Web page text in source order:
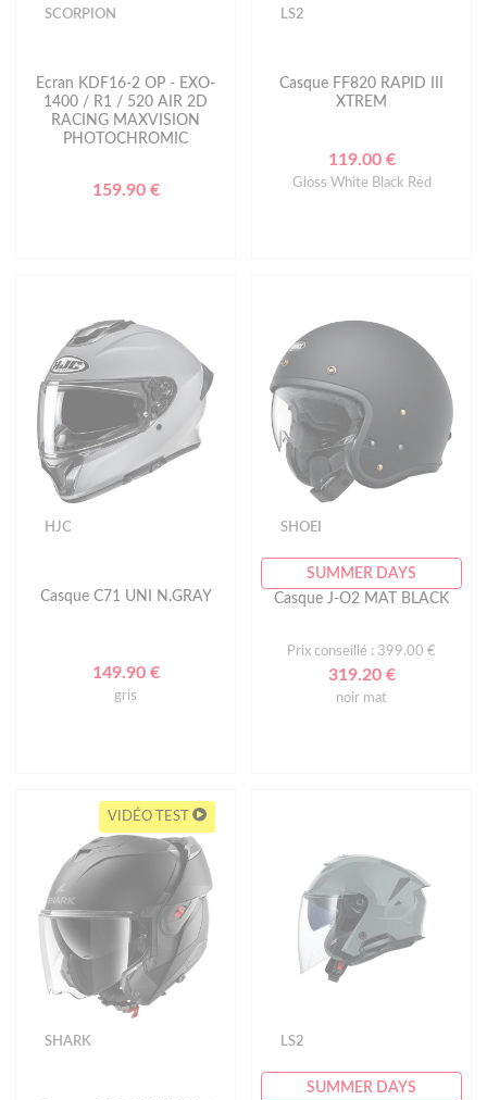
SCORPION
Ecran KDF16-2 OP - EXO-
1400 / R1 / 520 AIR 2D
RACING MAXVISION
PHOTOCHROMIC
159.90 €
LS2
Casque FF820 RAPID III
XTREM
119.00 €
Gloss White Black Red
HJC
Casque C71 UNI N.GRAY
149.90 €
gris
SHOEI
SUMMER DAYS
Casque J-O2 MAT BLACK
Prix conseillé : 399.00 €
319.20 €
noir mat
VIDÉO TEST
SHARK LS2
SUMMER DAYS